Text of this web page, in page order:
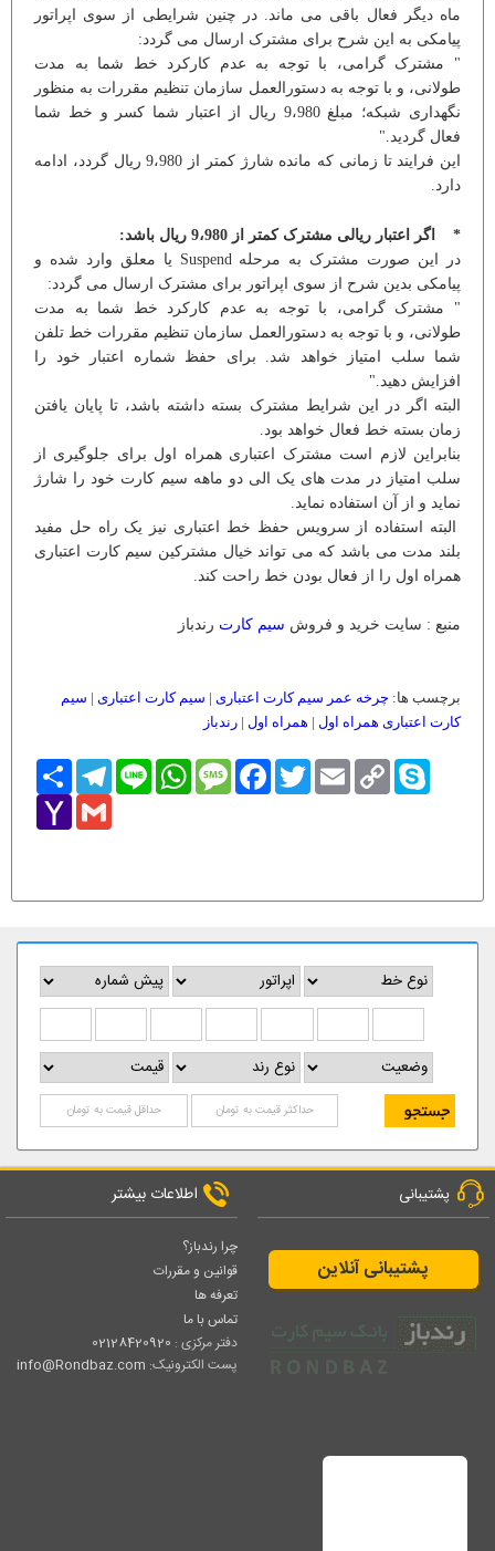
ماه دیگر فعال باقی می ماند. در چنین شرایطی از سوی اپراتور
پیامکی به این شرح برای مشترک ارسال می گردد:
" مشترک گرامی، با توجه به عدم کارکرد خط شما به مدت
طولانی، و با توجه به دستورالعمل سازمان تنظیم مقررات به منظور
نگهداری شبکه؛ مبلغ 9،980 ريال از اعتبار شما کسر و خط شما
فعال گردید."
این فرایند تا زمانی که مانده شارژ کمتر از 9،980 ريال گردد، ادامه
دارد.
* اگر اعتبار ریالی مشترک کمتر از 9،980 ریال باشد:
در این صورت مشترک به مرحله Suspend یا معلق وارد شده و
پیامکی بدین شرح از سوی اپراتور برای مشترک ارسال می گردد:
" مشترک گرامی، با توجه به عدم کارکرد خط شما به مدت
طولانی، و با توجه به دستورالعمل سازمان تنظیم مقررات خط تلفن
شما سلب امتیاز خواهد شد. برای حفظ شماره اعتبار خود را
افزایش دهید."
البته اگر در این شرایط مشترک بسته داشته باشد، تا پایان یافتن
زمان بسته خط فعال خواهد بود.
بنابراین لازم است مشترک اعتباری همراه اول برای جلوگیری از
سلب امتیاز در مدت های یک الی دو ماهه سیم کارت خود را شارژ
نماید و از آن استفاده نماید.
البته استفاده از سرویس حفظ خط اعتباری نیز یک راه حل مفید
بلند مدت می باشد که می تواند خیال مشترکین سیم کارت اعتباری
همراه اول را از فعال بودن خط راحت کند.
منبع : سایت خرید و فروش سیم کارت رندباز
برچسب ها: چرخه عمر سیم کارت اعتباری | سیم کارت اعتباری | سیم
کارت اعتباری همراه اول | همراه اول | رندباز
اشتراکTelegram Line
WhatsAppMessageFacebookTwitter Email
Copy
Link
Skype
Yahoo
Mail
Gmail
پشتیبانی
پشتیبانی آنلاین
اطلاعات بیشتر
چرا رندباز؟
قوانین و مقررات
تعرفه ها
تماس با ما
دفتر مرکزی : 02128420920
پست الکترونیک: info@Rondbaz.com